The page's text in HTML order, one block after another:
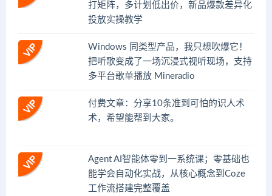
打矩阵，多计划低出价，新品爆款差异化
投放实操教学
Windows 同类型产品，我只想吹爆它！
把听歌变成了一场沉浸式视听现场，支持
多平台歌单播放 Mineradio
付费文章：分享10条准到可怕的识人术
术，希望能帮到大家。
Agent AI智能体零到一系统课；零基础也
能学会自动化实战，从核心概念到Coze
工作流搭建完整覆盖